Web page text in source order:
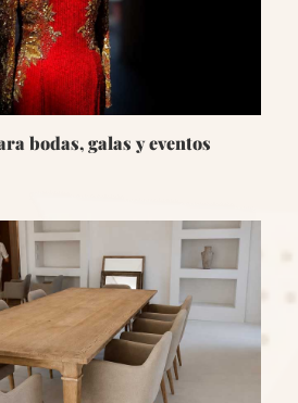
bodas, galas y eventos